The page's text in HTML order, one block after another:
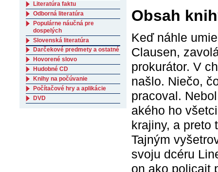
Obsah
Keď náhle
Clausen,
prokurátor. V
našlo. Niečo,
pracoval.
akého ho
krajiny, a preto
Tajným
svoju dcéru
on ako policajt
Literatúra faktu
Odborná literatúra
Populárne náučná pre
dospelých
Slovenská literatúra
Darčekové predmety a ostatné
Hovorené slovo
Hudobné CD
Knihy na počúvanie
Počítačové hry a aplikácie
DVD